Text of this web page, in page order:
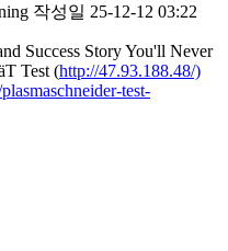
작성일 25-12-12 03:22
Success Story You'll Never
Test (http://47.93.188.48/)
test-